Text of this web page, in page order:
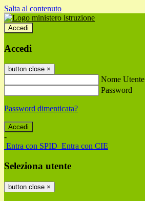
Salta al contenuto
Accedi
Accedi
button close ×
Nome Utente
Password
Password dimenticata?
-
Entra con SPID Entra con CIE
Seleziona utente
button close ×